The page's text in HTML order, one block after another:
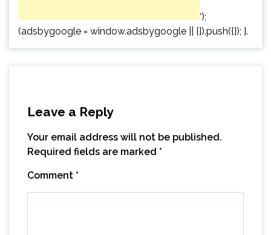
‘);
(adsbygoogle = window.adsbygoogle || []).push({}); }.
Leave a Reply
Your email address will not be published.
Required fields are marked *
Comment *